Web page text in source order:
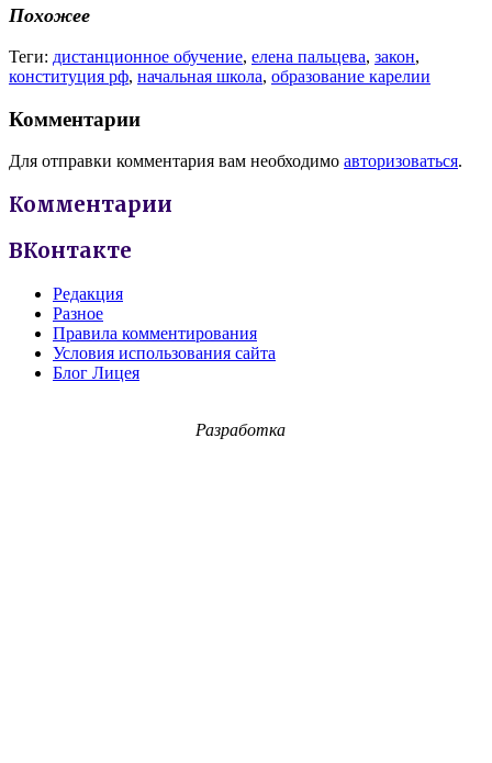
Похожее
Теги: дистанционное обучение, елена пальцева, закон,
конституция рф, начальная школа, образование карелии
Комментарии
Для отправки комментария вам необходимо авторизоваться.
Комментарии
ВКонтакте
Редакция
Разное
Правила комментирования
Условия использования сайта
Блог Лицея
Разработка